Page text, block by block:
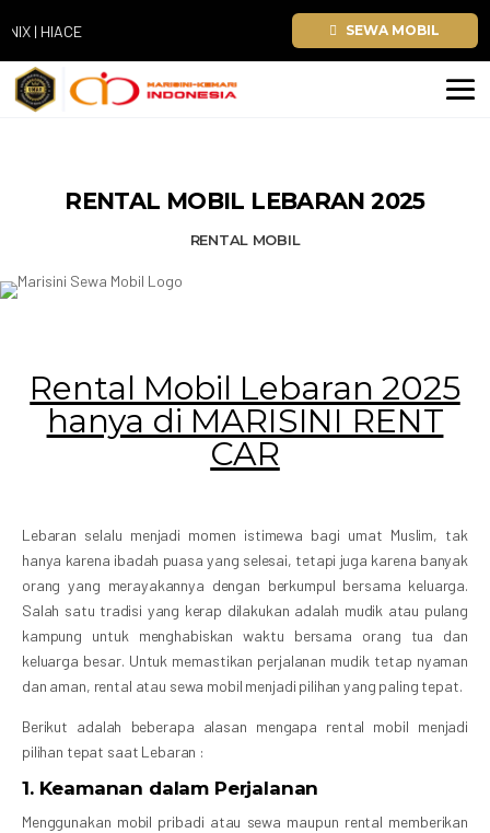
| HIACE SEWA MOBIL
RENTAL MOBIL LEBARAN 2025
RENTAL MOBIL
Rental Mobil Lebaran 2025
hanya di MARISINI RENT
CAR
Lebaran selalu menjadi momen istimewa bagi umat Muslim, tak
hanya karena ibadah puasa yang selesai, tetapi juga karena banyak
orang yang merayakannya dengan berkumpul bersama keluarga.
Salah satu tradisi yang kerap dilakukan adalah mudik atau pulang
kampung untuk menghabiskan waktu bersama orang tua dan
keluarga besar. Untuk memastikan perjalanan mudik tetap nyaman
dan aman, rental atau sewa mobil menjadi pilihan yang paling tepat.
Berikut adalah beberapa alasan mengapa rental mobil menjadi
pilihan tepat saat Lebaran :
1. Keamanan dalam Perjalanan
Menggunakan mobil pribadi atau sewa maupun rental memberikan